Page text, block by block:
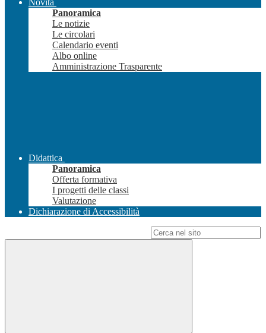
Novità
Panoramica
Le notizie
Le circolari
Calendario eventi
Albo online
Amministrazione Trasparente
Didattica
Panoramica
Offerta formativa
I progetti delle classi
Valutazione
Dichiarazione di Accessibilità